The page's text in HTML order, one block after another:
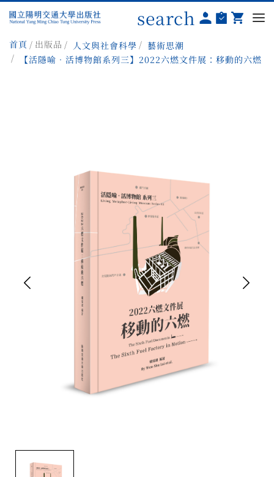
search
首頁 出版品 人文與社會科學
藝術思潮
【活隱喻．活博物館系列三】2022六燃文件展：移動的六燃